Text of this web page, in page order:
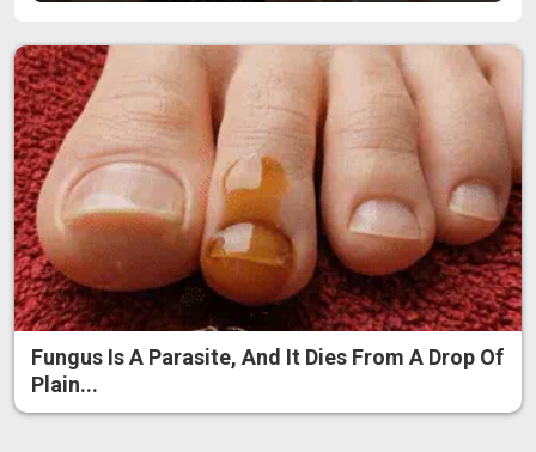
Fungus Is A Parasite, And It Dies From A Drop Of
Plain...